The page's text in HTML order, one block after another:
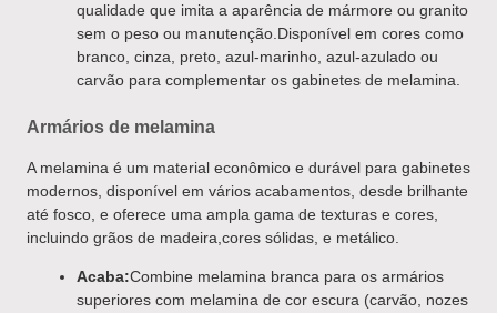
qualidade que imita a aparência de mármore ou granito
sem o peso ou manutenção.Disponível em cores como
branco, cinza, preto, azul-marinho, azul-azulado ou
carvão para complementar os gabinetes de melamina.
Armários de melamina
A melamina é um material econômico e durável para gabinetes
modernos, disponível em vários acabamentos, desde brilhante
até fosco, e oferece uma ampla gama de texturas e cores,
incluindo grãos de madeira,cores sólidas, e metálico.
Acaba:Combine melamina branca para os armários
superiores com melamina de cor escura (carvão, nozes